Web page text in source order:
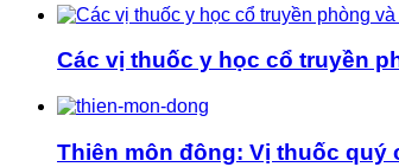
Các vị thuốc y học cổ truyền
Thiên môn đông: Vị thuốc quý